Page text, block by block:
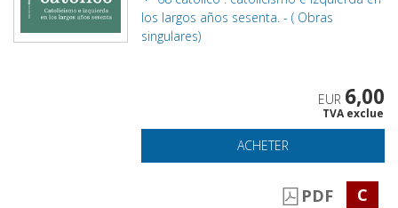
los largos años sesenta. - ( Obras
singulares)
EUR 6,00
TVA exclue
ACHETER
PDF C